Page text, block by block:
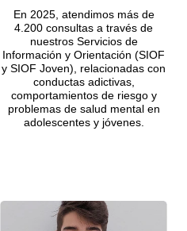
En 2025, atendimos más de
4.200 consultas a través de
nuestros Servicios de
Información y Orientación (SIOF
y SIOF Joven), relacionadas con
conductas adictivas,
comportamientos de riesgo y
problemas de salud mental en
adolescentes y jóvenes.